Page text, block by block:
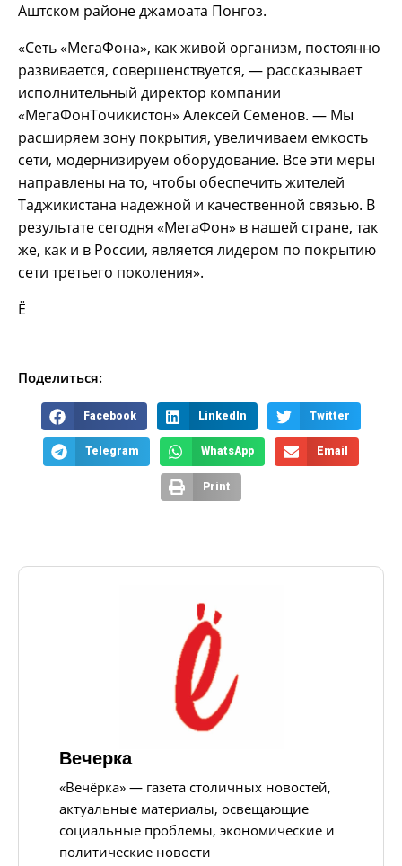
Аштском районе джамоата Понгоз.
«Сеть «МегаФона», как живой организм, постоянно
развивается, совершенствуется, — рассказывает
исполнительный директор компании
«МегаФонТочикистон» Алексей Семенов. — Мы
расширяем зону покрытия, увеличиваем емкость
сети, модернизируем оборудование. Все эти меры
направлены на то, чтобы обеспечить жителей
Таджикистана надежной и качественной связью. В
результате сегодня «МегаФон» в нашей стране, так
же, как и в России, является лидером по покрытию
сети третьего поколения».
Ё
Поделиться:
Facebook LinkedIn Twitter
Telegram WhatsApp Email
Print
Вечерка
«Вечёрка» — газета столичных новостей,
актуальные материалы, освещающие
социальные проблемы, экономические и
политические новости